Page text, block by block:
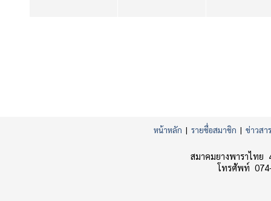
หน้าหลัก | รายชื่อสมาชิก | ข่าวสาร
สมาคมยางพาราไทย
โทรศัพท์